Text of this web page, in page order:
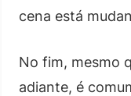
cena está
No fim, mesmo
adiante, é